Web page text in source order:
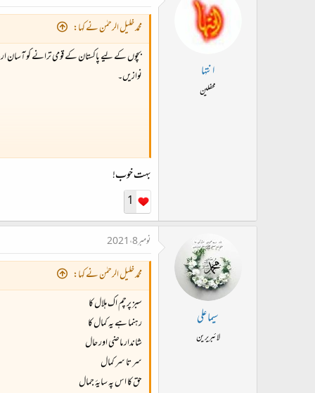
انتہا
محفلین
محمد خلیل الرحمٰن نے کہا:
بچوں کے لیے پاکستان کے قومی ترانے کو آسان
نوازیں۔
بہت خوب!
1
سیما علی
لائبریرین
نومبر 8، 2021
محمد خلیل الرحمٰن نے کہا:
سبز پرچم اک ہلال کا
رہنما ہے یہ کمال کا
شاندار ماضی اور حال
سر تا سر کمال
حق کا اس پہ سایۂ جمال